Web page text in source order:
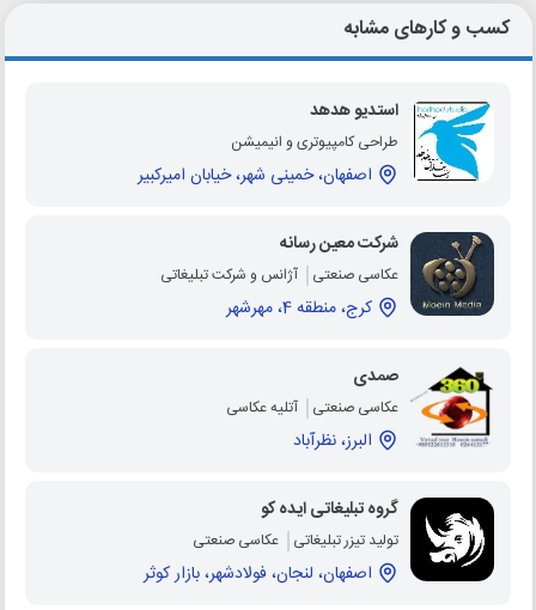
کسب و کارهای مشابه
استدیو هدهد
طراحی کامپیوتری و انیمیشن
اصفهان، خمینی شهر، خیابان امیرکبیر
شرکت معین رسانه
عکاسی صنعتی آژانس و شرکت تبلیغاتی
کرج، منطقه 4، مهرشهر
صمدی
عکاسی صنعتی آتلیه عکاسی
البرز، نظرآباد
گروه تبلیغاتی ایده کو
تولید تیزر تبلیغاتی عکاسی صنعتی
اصفهان، لنجان، فولادشهر، بازار کوثر